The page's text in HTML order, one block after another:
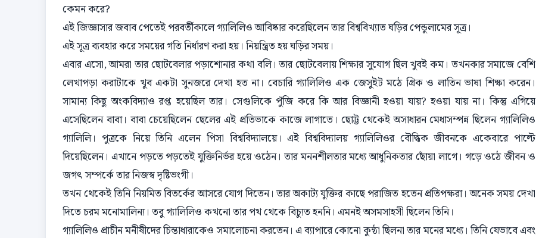
কেমন করে?
এই জিজ্ঞাসার জবাব পেতেই পরবর্তীকালে গ্যালিলিও আবিষ্কার করেছিলেন তার বিশ্ববিখ্যাত ঘড়ির পেন্ডুলামের সূত্র।
এই সূত্র ব্যবহার করে সময়ের গতি নির্ধারণ করা হয়। নিয়ন্ত্রিত হয় ঘড়ির সময়।
এবার এসো, আমরা তার ছোটবেলার পড়াশোনার কথা বলি। তার ছোটবেলায় শিক্ষার সুযোগ ছিল খুবই কম। তখনকার সমাজে বেশি
লেখাপড়া করাটাকে খুব একটা সুনজরে দেখা হত না। বেচারি গ্যালিলিও এক জেসুইট মঠে গ্রিক ও লাতিন ভাষা শিক্ষা করেন।
সামান্য কিছু অংকবিদ্যাও রপ্ত হয়েছিল তার। সেগুলিকে পুঁজি করে কি আর বিজ্ঞানী হওয়া যায়? হওয়া যায় না। কিন্তু এগিয়ে
এসেছিলেন বাবা। বাবা চেয়েছিলেন ছেলের এই প্রতিভাকে কাজে লাগাতে। ছোট্ট থেকেই অসাধারন মেধাসম্পন্ন ছিলেন গ্যালিলিও
গ্যালিলি। পুত্রকে নিয়ে তিনি এলেন পিসা বিশ্ববিদ্যালয়ে। এই বিশ্ববিদ্যালয় গ্যালিলিওর বৌদ্ধিক জীবনকে একেবারে পাল্টে
দিয়েছিলেন। এখানে পড়তে পড়তেই যুক্তিনির্ভর হয়ে ওঠেন। তার মননশীলতার মধ্যে আধুনিকতার ছোঁয়া লাগে। গড়ে ওঠে জীবন ও
জগৎ সম্পর্কে তার নিজস্ব দৃষ্টিভংগী।
তখন থেকেই তিনি নিয়মিত বিতর্কের আসরে যোগ দিতেন। তার অকাট্য যুক্তির কাছে পরাজিত হতেন প্রতিপক্ষরা। অনেক সময় দেখা
দিতে চরম মনোমালিন্য। তবু গ্যালিলিও কখনো তার পথ থেকে বিচ্যুত হননি। এমনই অসমসাহসী ছিলেন তিনি।
গ্যালিলিও প্রাচীন মনীষীদের চিন্তাধারাকেও সমালোচনা করতেন। এ ব্যাপারে কোনো কুন্ঠা ছিলনা তার মনের মধ্যে। তিনি যেভাবে এবং